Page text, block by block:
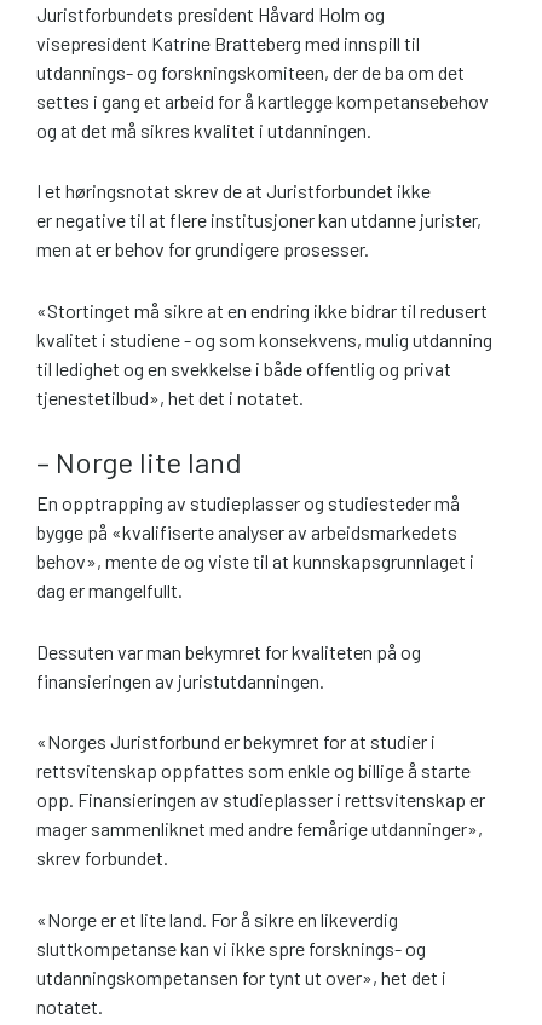
Juristfor­bundets president Håvard Holm og
visepresident Katrine Bratteberg med innspill til
utdannings- og forsk­ningskomiteen, der de ba om det
settes i gang et arbeid for å kartlegge kompetansebehov
og at det må sikres kvalitet i utdanningen.
I et høringsnotat skrev de at Juristforbundet ikke
er negative til at flere institusjoner kan utdanne jurister,
men at er behov for grundigere prosesser.
«Stortinget må sikre at en endring ikke bidrar til redusert
kvalitet i studiene - og som konsekvens, mulig utdanning
til ledighet og en svekkelse i både offentlig og privat
tjenestetilbud», het det i notatet.
– Norge lite land
En opptrapping av studieplasser og studiesteder må
bygge på «kvalifiserte analyser av arbeidsmarkedets
behov», mente de og viste til at kunnskapsgrunnlaget i
dag er mangelfullt.
Dessuten var man bekymret for kvaliteten på og
finansieringen av juristutdanningen.
«Norges Juristforbund er bekymret for at studier i
rettsvitenskap oppfattes som enkle og billige å starte
opp. Finansieringen av studieplasser i rettsvitenskap er
mager sammenliknet med andre femårige utdanninger»,
skrev forbundet.
«Norge er et lite land. For å sikre en likeverdig
sluttkompetanse kan vi ikke spre forsknings- og
utdanningskompetansen for tynt ut over», het det i
notatet.